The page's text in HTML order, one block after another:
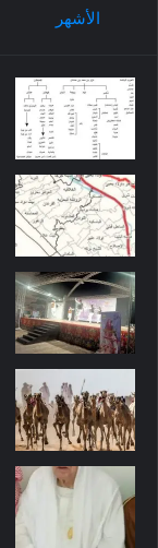
الأشهر